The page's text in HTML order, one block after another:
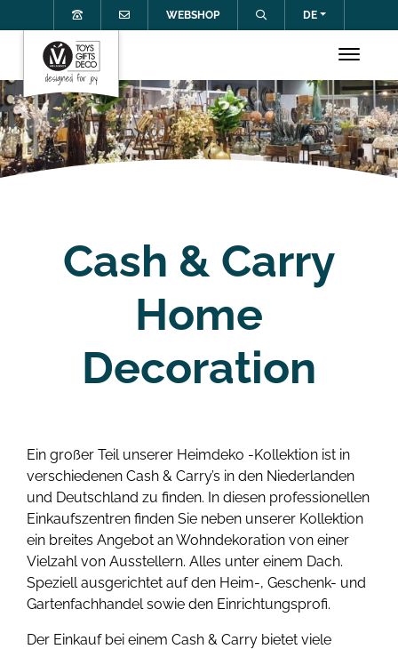
WEBSHOP DE
Cash & Carry
Home
Decoration
Ein großer Teil unserer Heimdeko -Kollektion ist in
verschiedenen Cash & Carry’s in den Niederlanden
und Deutschland zu finden. In diesen professionellen
Einkaufszentren finden Sie neben unserer Kollektion
ein breites Angebot an Wohndekoration von einer
Vielzahl von Ausstellern. Alles unter einem Dach.
Speziell ausgerichtet auf den Heim-, Geschenk- und
Gartenfachhandel sowie den Einrichtungsprofi.
Der Einkauf bei einem Cash & Carry bietet viele